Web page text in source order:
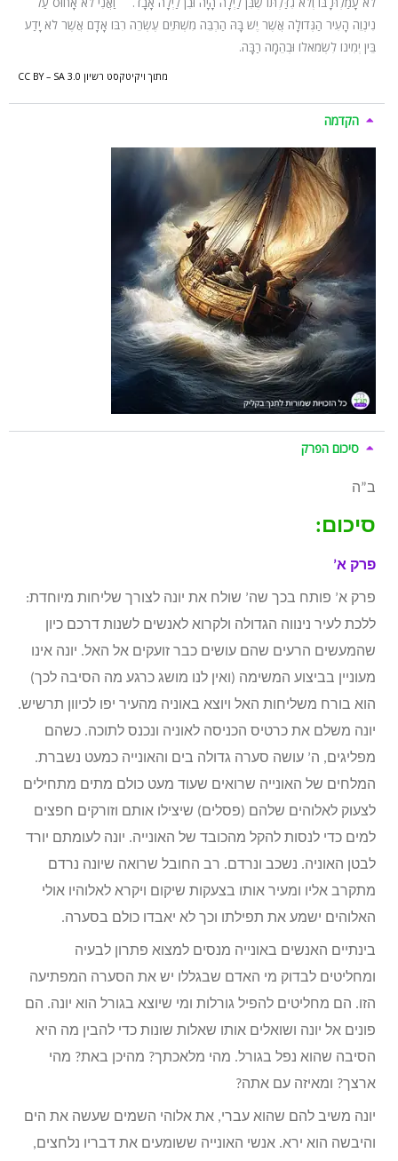
נִינְוֵה הָעִיר הַגְּדוֹלָה אֲשֶׁר יֶשׁ בָּהּ הַרְבֵּה מִשְׁתֵּים עֶשְׂרֵה רִבּוֹ אָדָם אֲשֶׁר לֹא יָדַע
בֵּין יְמִינוֹ לִשְׂמֹאלוֹ וּבְהֵמָה רַבָּה.
מתוך ויקיטקסט רשיון CC BY – SA 3.0
הקדמה
סיכום הפרק
ב”ה
סיכום:
פרק א’
פרק א’ פותח בכך שה’ שולח את יונה לצורך שליחות מיוחדת:
ללכת לעיר נינווה הגדולה ולקרוא לאנשים לשנות דרכם כיון
שהמעשים הרעים שהם עושים כבר זועקים אל האל. יונה אינו
מעוניין בביצוע המשימה (ואין לנו מושג כרגע מה הסיבה לכך)
הוא בורח משליחות האל ויוצא באוניה מהעיר יפו לכיוון תרשיש.
יונה משלם את כרטיס הכניסה לאוניה ונכנס לתוכה. כשהם
מפליגים, ה’ עושה סערה גדולה בים והאונייה כמעט נשברת.
המלחים של האונייה שרואים שעוד מעט כולם מתים מתחילים
לצעוק לאלוהים שלהם (פסלים) שיצילו אותם וזורקים חפצים
למים כדי לנסות להקל מהכובד של האונייה. יונה לעומתם יורד
לבטן האוניה. נשכב ונרדם. רב החובל שרואה שיונה נרדם
מתקרב אליו ומעיר אותו בצעקות שיקום ויקרא לאלוהיו אולי
האלוהים ישמע את תפילתו וכך לא יאבדו כולם בסערה.
בינתיים האנשים באונייה מנסים למצוא פתרון לבעיה
ומחליטים לבדוק מי האדם שבגללו יש את הסערה המפתיעה
הזו. הם מחליטים להפיל גורלות ומי שיוצא בגורל הוא יונה. הם
פונים אל יונה ושואלים אותו שאלות שונות כדי להבין מה היא
הסיבה שהוא נפל בגורל. מהי מלאכתך? מהיכן באת? מהי
ארצך? ומאיזה עם אתה?
יונה משיב להם שהוא עברי, את אלוהי השמים שעשה את הים
והיבשה הוא ירא. אנשי האונייה ששומעים את דבריו נלחצים,